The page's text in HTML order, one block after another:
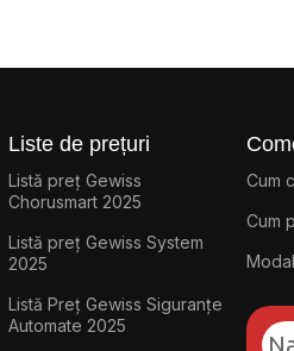
Liste de prețuri
Listă preț Gewiss
Chorusmart 2025
Listă preț Gewiss System
2025
Listă Preț Gewiss Siguranțe
Automate 2025
Cum
Cum